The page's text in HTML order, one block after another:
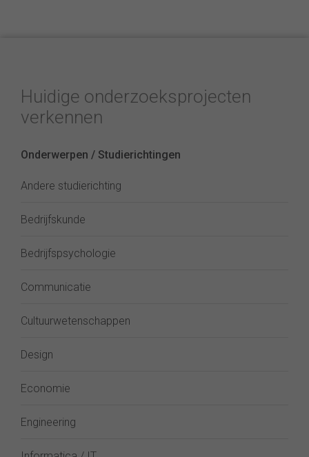
Huidige onderzoeksprojecten
verkennen
Onderwerpen / Studierichtingen
Andere studierichting
Bedrijfskunde
Bedrijfspsychologie
Communicatie
Cultuurwetenschappen
Design
Economie
Engineering